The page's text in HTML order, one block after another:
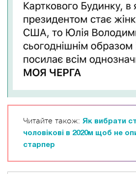
Читайте також: Як вибрати
чоловікові в 2020м щоб не
старпер